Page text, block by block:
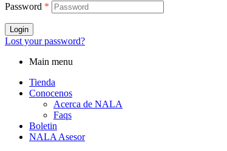
Password *
Login
Lost your password?
Main menu
Tienda
Conocenos
Acerca de NALA
Faqs
Boletin
NALA Asesor